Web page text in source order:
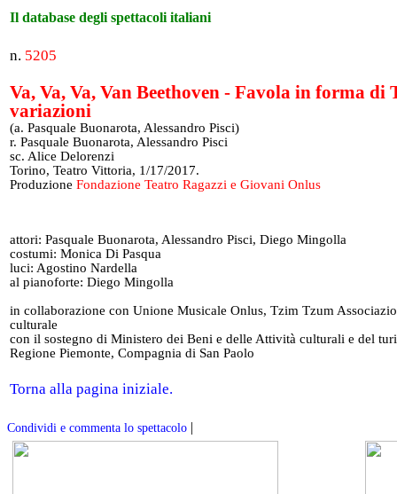
Il database degli spettacoli italiani
n. 5205
Va, Va, Va, Van Beethoven - Favola in forma di
variazioni
(a. Pasquale Buonarota, Alessandro Pisci)
r. Pasquale Buonarota, Alessandro Pisci
sc. Alice Delorenzi
Torino, Teatro Vittoria, 1/17/2017.
Produzione Fondazione Teatro Ragazzi e Giovani Onlus
attori: Pasquale Buonarota, Alessandro Pisci, Diego Mingolla
costumi: Monica Di Pasqua
luci: Agostino Nardella
al pianoforte: Diego Mingolla
in collaborazione con Unione Musicale Onlus, Tzim Tzum
culturale
con il sostegno di Ministero dei Beni e delle Attività culturali e del
Regione Piemonte, Compagnia di San Paolo
Torna alla pagina iniziale.
Condividi e commenta lo spettacolo |